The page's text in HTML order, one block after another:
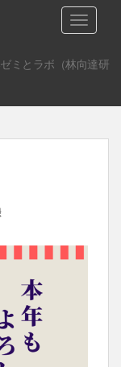
ミとラボ（林向達研